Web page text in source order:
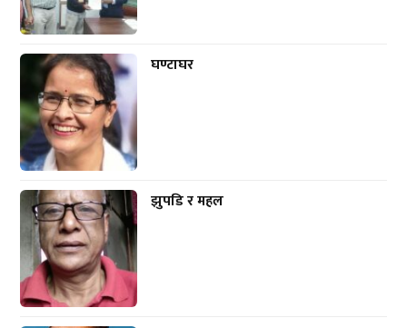
घण्टाघर
झुपडि र महल